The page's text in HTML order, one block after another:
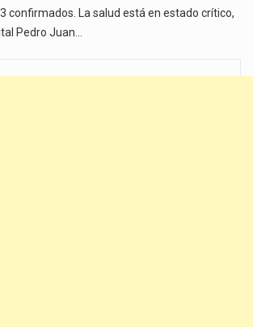
confirmados. La salud está en estado crítico,
Pedro Juan…